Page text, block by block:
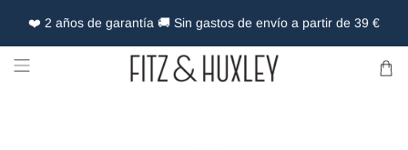
❤️ 2 años de garantía 🚚 Sin gastos de envío a partir de 39 €